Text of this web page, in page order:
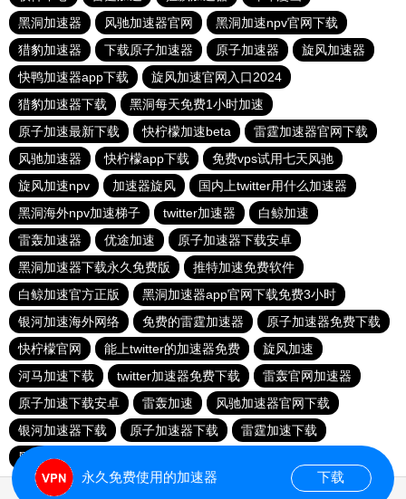
黑洞加速器
风驰加速器官网
黑洞加速npv官网下载
猎豹加速器
下载原子加速器 原子加速器
旋风加速器
快鸭加速器app下载
旋风加速官网入口2024
猎豹加速器下载
黑洞每天免费1小时加速
原子加速最新下载
快柠檬加速beta
雷霆加速器官网下载
风驰加速器
快柠檬app下载
免费vps试用七天风驰
旋风加速npv
加速器旋风
国内上twitter用什么加速器
黑洞海外npv加速梯子
twitter加速器
白鲸加速
雷轰加速器
优途加速
原子加速器下载安卓
黑洞加速器下载永久免费版
推特加速免费软件
白鲸加速官方正版
黑洞加速器app官网下载免费3小时
银河加速海外网络
免费的雷霆加速器
原子加速器免费下载
快柠檬官网
能上twitter的加速器免费
旋风加速
河马加速下载
twitter加速器免费下载
雷轰官网加速器
原子加速下载安卓
雷轰加速
风驰加速器官网下载
银河加速器下载
原子加速器下载
雷霆加速下载
黑洞免费加速度器v1.0
永久免费使用的加速器 下载